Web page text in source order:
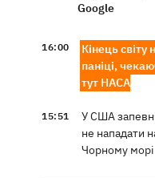
Google
16:00
Кінець
паніці,
тут НАСА
15:51
У США
не нападати
Чорному морі